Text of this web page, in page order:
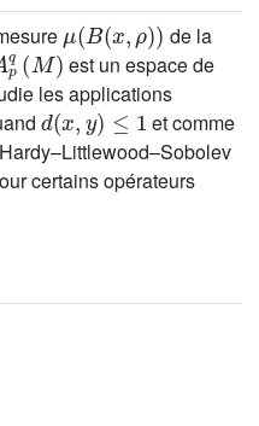
μ(B(x,ρ))
de la
pq(M)
est un espace de
les applications
d(x,y)≤1
et comme
certains opérateurs